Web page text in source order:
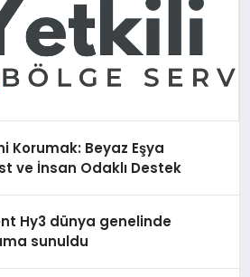
Korumak: Beyaz Eşya
ve İnsan Odaklı Destek
Hy3 dünya genelinde
sunuldu